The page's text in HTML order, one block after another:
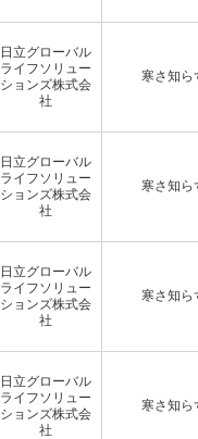
日立グローバル
ライフソリュー
ションズ株式会
社
寒さ知ら
日立グローバル
ライフソリュー
ションズ株式会
社
寒さ知ら
日立グローバル
ライフソリュー
ションズ株式会
社
寒さ知ら
日立グローバル
ライフソリュー
ションズ株式会
社
寒さ知ら